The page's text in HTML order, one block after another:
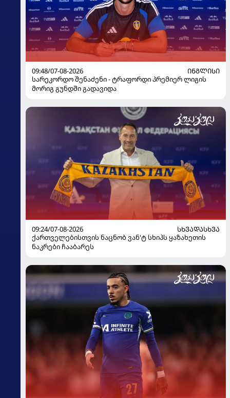
09:48/07-08-2026
ᲘᲜᲒᲚᲘᲡᲘ
სარეკორდო შენაძენი - ტრაფორდი პრემიერ ლიგის
მორიგ გუნდში გადავიდა
09:24/07-08-2026
ᲡᲮᲕᲐᲓᲐᲡᲮᲕᲐ
ქართველებისთვის ნაცნობ ვან'ტ სხიპს ყაზახეთის
ნაკრები ჩააბარეს